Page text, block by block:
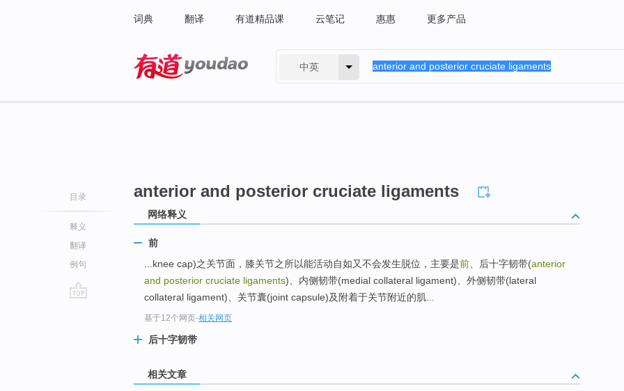
词典 翻译 有道精品课 云笔记 惠惠 更多产品
中英
目录
释义
翻译
例句
anterior and posterior cruciate ligaments
网络释义
前
...knee cap)之关节面，膝关节之所以能活动自如又不会发生脱位，主要是前 、后十字韧带(anterior
and posterior cruciate ligaments)、内侧韧带(medial collateral ligament)、外侧韧带(lateral
collateral ligament)、关节囊(joint capsule)及附着于关节附近的肌...
基于12个网页-相关网页
后十字韧带
相关文章